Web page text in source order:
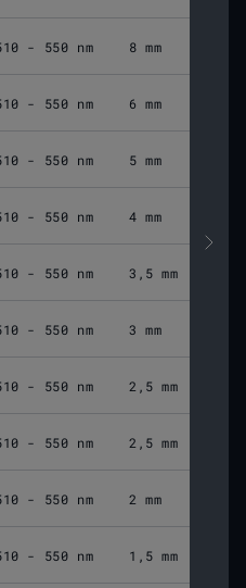
- 550 nm 8 mm
- 550 nm 6 mm
- 550 nm 5 mm
- 550 nm 4 mm
- 550 nm 3,5 mm
- 550 nm 3 mm
- 550 nm 2,5 mm
- 550 nm 2,5 mm
- 550 nm 2 mm
- 550 nm 1,5 mm